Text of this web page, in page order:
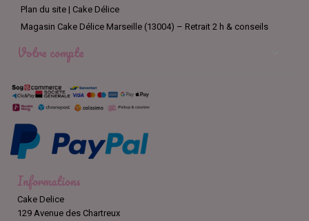
Plan du site | Cake Délice
Magasin Cake Délice Marseille (13004) – Retrait 2 h & conseils
Votre compte
Informations
Cake Delice
129 Avenue des Chartreux